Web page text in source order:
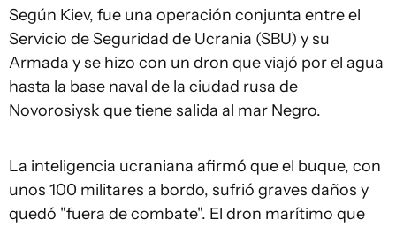
Según Kiev, fue una operación conjunta entre el
Servicio de Seguridad de Ucrania (SBU) y su
Armada y se hizo con un dron que viajó por el agua
hasta la base naval de la ciudad rusa de
Novorosiysk que tiene salida al mar Negro.
La inteligencia ucraniana afirmó que el buque, con
unos 100 militares a bordo, sufrió graves daños y
quedó "fuera de combate". El dron marítimo que